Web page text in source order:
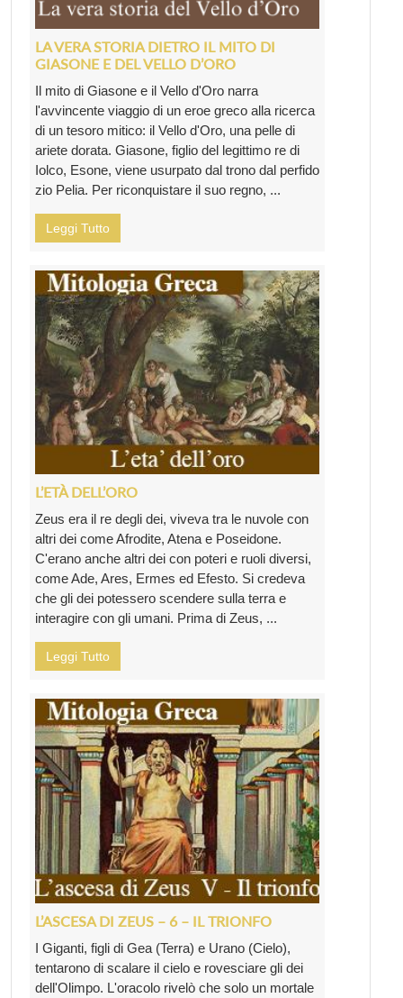
LA VERA STORIA DIETRO IL MITO DI
GIASONE E DEL VELLO D’ORO
Il mito di Giasone e il Vello d'Oro narra
l'avvincente viaggio di un eroe greco alla ricerca
di un tesoro mitico: il Vello d'Oro, una pelle di
ariete dorata. Giasone, figlio del legittimo re di
Iolco, Esone, viene usurpato dal trono dal perfido
zio Pelia. Per riconquistare il suo regno, ...
Leggi Tutto
L’ETÀ DELL’ORO
Zeus era il re degli dei, viveva tra le nuvole con
altri dei come Afrodite, Atena e Poseidone.
C'erano anche altri dei con poteri e ruoli diversi,
come Ade, Ares, Ermes ed Efesto. Si credeva
che gli dei potessero scendere sulla terra e
interagire con gli umani. Prima di Zeus, ...
Leggi Tutto
L’ASCESA DI ZEUS – 6 – IL TRIONFO
I Giganti, figli di Gea (Terra) e Urano (Cielo),
tentarono di scalare il cielo e rovesciare gli dei
dell'Olimpo. L'oracolo rivelò che solo un mortale